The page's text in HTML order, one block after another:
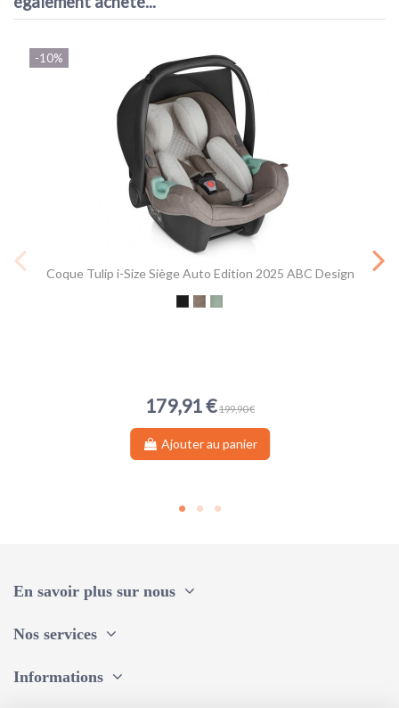
-10%
Coque Tulip i-Size Siège Auto Edition 2025 ABC Design
179,91 € 199,90 €
BlackNature (Fashion Edition)
Sage Green
Ajouter au panier
En savoir plus sur nous
Nos services
Informations